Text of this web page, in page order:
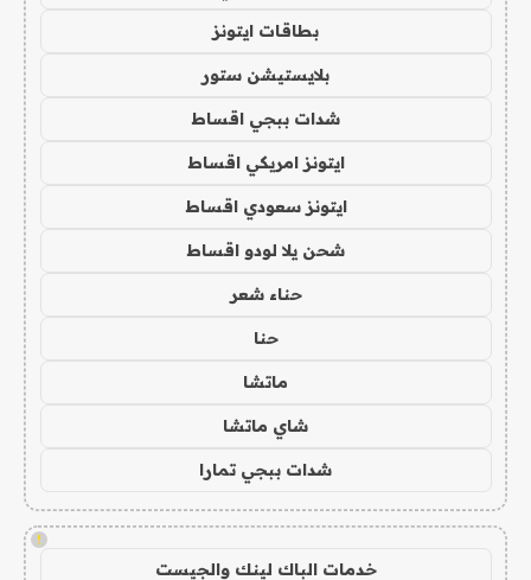
بطاقات ايتونز
بلايستيشن ستور
شدات ببجي اقساط
ايتونز امريكي اقساط
ايتونز سعودي اقساط
شحن يلا لودو اقساط
حناء شعر
حنا
ماتشا
شاي ماتشا
شدات ببجي تمارا
!
خدمات الباك لينك والجيست